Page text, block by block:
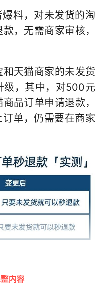
料，对未发货的淘
，无需商家审核，
天猫商家的未发货
级，其中，对500元
品订单申请退款，
单，仍需要在商家
人询问相关情况，
起，消费者500元以
内容